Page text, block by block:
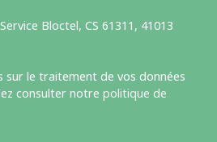
Bloctel, CS 61311, 41013
sur le traitement de vos données
consulter notre politique de